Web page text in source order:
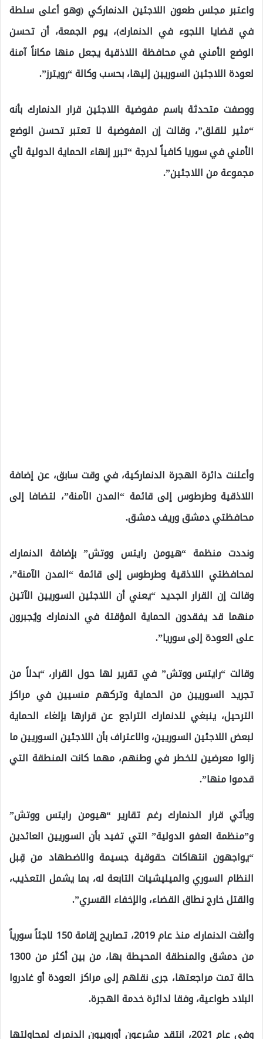
واعتبر مجلس طعون اللاجئين الدنماركي (وهو أعلى سلطة
في قضايا اللجوء في الدنمارك)، يوم الجمعة، أن تحسن
الوضع الأمني في محافظة اللاذقية يجعل منها مكاناً آمنة
لعودة اللاجئين السوريين إليها، بحسب وكالة “رويترز”.
ووصفت متحدثة باسم مفوضية اللاجئين قرار الدنمارك بأنه
“مثير للقلق”، وقالت إن المفوضية لا تعتبر تحسن الوضع
الأمني في سوريا كافياً لدرجة “تبرر إنهاء الحماية الدولية لأي
مجموعة من اللاجئين”.
وأعلنت دائرة الهجرة الدنماركية، في وقت سابق، عن إضافة
اللاذقية وطرطوس إلى قائمة “المدن الآمنة”، لتضافا إلى
محافظتي دمشق وريف دمشق.
ونددت منظمة “هيومن رايتس ووتش” بإضافة الدنمارك
لمحافظتي اللاذقية وطرطوس إلى قائمة “المدن الآمنة”،
وقالت إن القرار الجديد “يعني أن اللاجئين السوريين الآتين
منهما قد يفقدون الحماية المؤقتة في الدنمارك ويُجبرون
على العودة إلى سوريا”.
وقالت “رايتس ووتش” في تقرير لها حول القرار، “بدلاً من
تجريد السوريين من الحماية وتركهم منسيين في مراكز
الترحيل، ينبغي للدنمارك التراجع عن قرارها بإلغاء الحماية
لبعض اللاجئين السوريين، والاعتراف بأن اللاجئين السوريين ما
زالوا معرضين للخطر في وطنهم، مهما كانت المنطقة التي
قدموا منها”.
ويأتي قرار الدنمارك رغم تقارير “هيومن رايتس ووتش”
و”منظمة العفو الدولية” التي تفيد بأن السوريين العائدين
“يواجهون انتهاكات حقوقية جسيمة والاضطهاد من قِبل
النظام السوري والميليشيات التابعة له، بما يشمل التعذيب،
والقتل خارج نطاق القضاء، والإخفاء القسري”.
وألغت الدنمارك منذ عام 2019، تصاريح إقامة 150 لاجئاً سورياً
من دمشق والمنطقة المحيطة بها، من بين أكثر من 1300
حالة تمت مراجعتها، جرى نقلهم إلى مراكز العودة أو غادروا
البلاد طواعية، وفقا لدائرة خدمة الهجرة.
وفي عام 2021، انتقد مشرعون أوروبيون الدنمرك لمحاولتها